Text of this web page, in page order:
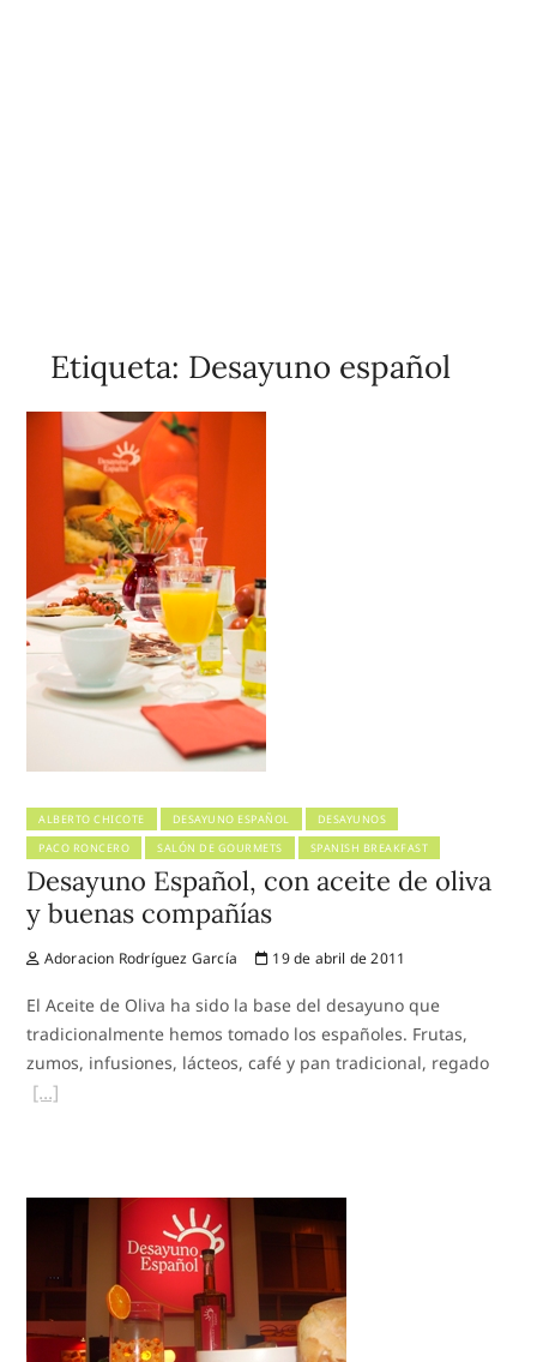
Etiqueta: Desayuno español
ALBERTO CHICOTE DESAYUNO ESPAÑOL
DESAYUNOS
PACO RONCERO
SALÓN DE GOURMETS SPANISH BREAKFAST
Desayuno Español, con aceite de oliva
y buenas compañías
Adoracion Rodríguez García 19 de abril de 2011
El Aceite de Oliva ha sido la base del desayuno que
tradicionalmente hemos tomado los españoles. Frutas,
zumos, infusiones, lácteos, café y pan tradicional, regado